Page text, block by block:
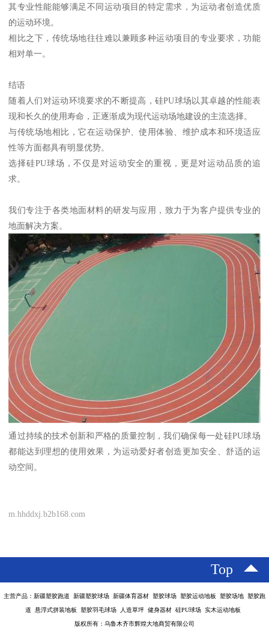
其专业性能能够满足不同运动项目的特定需求，为运动者创造优质
的运动环境。
相比之下，传统场地往往难以兼顾多种运动项目的专业要求，功能
相对单一。
结语
随着人们对运动环境要求的不断提高，硅PU球场以其卓越的性能表
现和长久的使用寿命，正逐渐成为现代运动场地建设的主流选择。
与传统场地相比，它在运动保护、使用体验、维护成本和环境适应
性等方面都具有明显优势。
选择硅PU球场，不仅是对运动安全的重视，更是对运动品质的追
求。
我们专注于各类地面材料的研发与应用，致力于为客户提供专业的
地面解决方案。
通过持续的技术创新和严格的质量控制，我们确保每一处硅PU球场
都能达到理想的使用效果，为运动爱好者创造更加安全、舒适的运
动空间。
m.hhddxj.b2b168.com
Top
主营产品：新疆塑胶跑道 新疆塑胶球场 新疆体育器材 塑胶球场 塑胶运动地板 塑胶场地 塑胶跑
道 悬浮式拼装地板 塑胶羽毛球场 人造草坪 健身器材 硅PU球场 实木运动地板
版权所有：乌鲁木齐市辉煌大地商贸有限公司